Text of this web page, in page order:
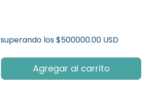
superando los$500000.00 USD